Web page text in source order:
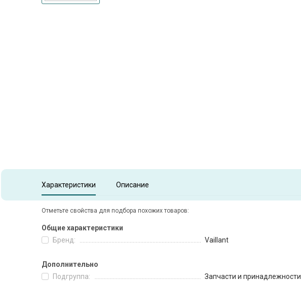
Характеристики Описание
Отметьте свойства для подбора похожих товаров:
Общие характеристики
Бренд:
Vaillant
Дополнительно
Подгруппа:
Запчасти и принадлежности